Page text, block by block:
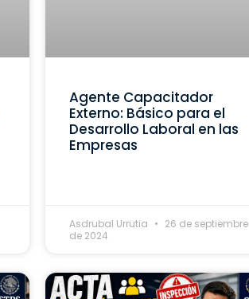
Agente Capacitador
Externo: Básico para el
Desarrollo Laboral en las
Empresas
Asdrubal Urrutia
26 de septiembre
de 2024